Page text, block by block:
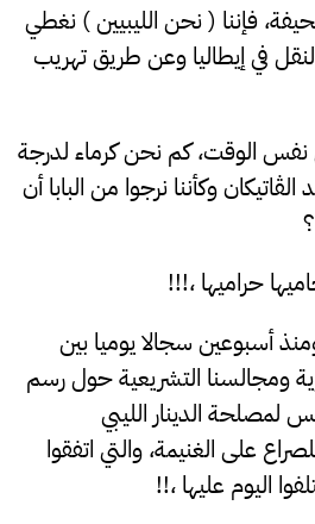
فإننا ( نحن الليبيين ) نغطي
النقل في إيطاليا وعن طريق تهريب
الوقت، كم نحن كرماء لدرجة
وكأننا نرجوا من البابا أن
حراميها ،!!!
أسبوعين سجالا يوميا بين
ومجالسنا التشريعية حول رسم
الدينار الليبي
على الغنيمة، والتي اتفقوا
اليوم عليها ،!!